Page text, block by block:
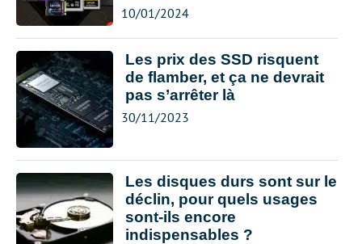
10/01/2024
Les prix des SSD risquent
de flamber, et ça ne devrait
pas s’arrêter là
30/11/2023
Les disques durs sont sur le
déclin, pour quels usages
sont-ils encore
indispensables ?